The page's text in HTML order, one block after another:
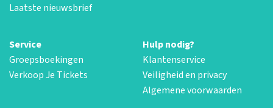
Laatste nieuwsbrief
Service
Groepsboekingen
Verkoop Je Tickets
Hulp nodig?
Klantenservice
Veiligheid en privacy
Algemene voorwaarden